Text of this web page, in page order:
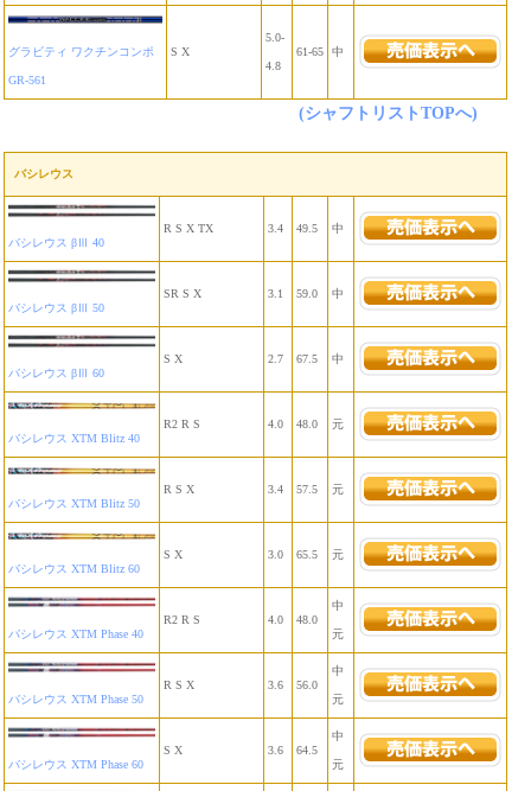
グラビティ ワクチンコンポ
GR-561
S X
5.0-
4.8
61-65 中
(シャフトリストTOPへ)
バシレウス
バシレウス βⅢ 40
R S X TX 3.4 49.5 中
バシレウス βⅢ 50
SR S X 3.1 59.0 中
バシレウス βⅢ 60
S X 2.7 67.5 中
バシレウス XTM Blitz 40
R2 R S 4.0 48.0 元
バシレウス XTM Blitz 50
R S X 3.4 57.5 元
バシレウス XTM Blitz 60
S X 3.0 65.5 元
バシレウス XTM Phase 40
R2 R S 4.0 48.0
中
元
バシレウス XTM Phase 50
R S X 3.6 56.0
中
元
バシレウス XTM Phase 60
S X 3.6 64.5
中
元